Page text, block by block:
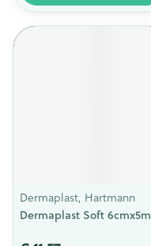
Dermaplast, Hartmann
Dermaplast Soft 6cmx5m